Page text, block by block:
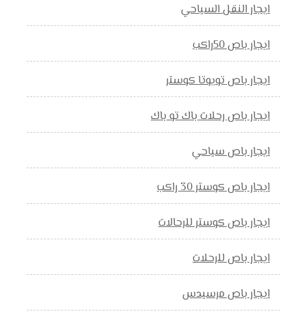
ايجار النقل السياحي
ايجار باص 50راكب
ايجار باص تويوتا كوستر
ايجار باص رحلات باك تو باك
ايجار باص سياحي
ايجار باص كوستر 30 راكب
ايجار باص كوستر للرحالات
ايجار باص للرحلات
ايجار باص مرسيدس